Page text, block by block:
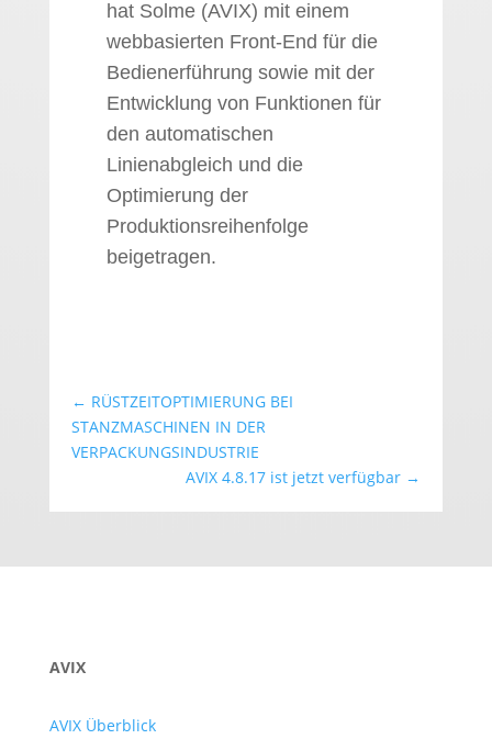
hat Solme (AVIX) mit einem
webbasierten Front-End für die
Bedienerführung sowie mit der
Entwicklung von Funktionen für
den automatischen
Linienabgleich und die
Optimierung der
Produktionsreihenfolge
beigetragen.
← RÜSTZEITOPTIMIERUNG BEI
STANZMASCHINEN IN DER
VERPACKUNGSINDUSTRIE
AVIX 4.8.17 ist jetzt verfügbar →
AVIX
AVIX Überblick